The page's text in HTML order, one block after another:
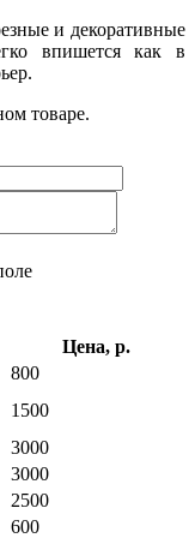
и декоративные
впишется как в
товаре.
Цена, р.
800
1500
3000
3000
2500
600